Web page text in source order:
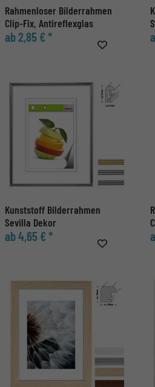
Rahmenloser Bilderrahmen
Clip-Fix, Antireflexglas
ab 2,85 € *
Kunststoff Bilderrahmen
Sevilla Dekor
ab 4,65 € *